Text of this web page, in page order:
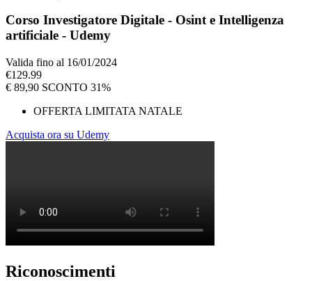
Corso Investigatore Digitale - Osint e Intelligenza
artificiale - Udemy
Valida fino al 16/01/2024
€129.99
€ 89,90 SCONTO 31%
OFFERTA LIMITATA NATALE
Acquista ora su Udemy
Riconoscimenti